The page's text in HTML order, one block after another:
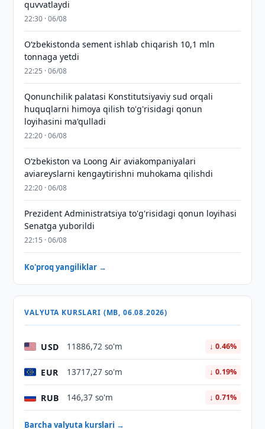
quvvatlaydi
22:30 · 06/08
O‘zbekistonda sement ishlab chiqarish 10,1 mln
tonnaga yetdi
22:25 · 06/08
Qonunchilik palatasi Konstitutsiyaviy sud orqali
huquqlarni himoya qilish to'g'risidagi qonun
loyihasini ma'qulladi
22:20 · 06/08
Oʻzbekiston va Loong Air aviakompaniyalari
aviareyslarni kengaytirishni muhokama qilishdi
22:20 · 06/08
Prezident Administratsiya to'g'risidagi qonun loyihasi
Senatga yuborildi
22:15 · 06/08
Ko'proq yangiliklar →
VALYUTA KURSLARI (MB, 06.08.2026)
USD 11886,72 so'm ↓ 0.46%
EUR 13717,27 so'm ↓ 0.19%
RUB 146,37 so'm ↓ 0.71%
Barcha valyuta kurslari →